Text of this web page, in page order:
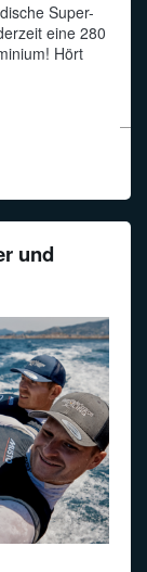
Super-
eine 280
Hört
und